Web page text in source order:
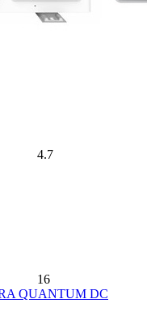
4.7
16
QUANTUM DC